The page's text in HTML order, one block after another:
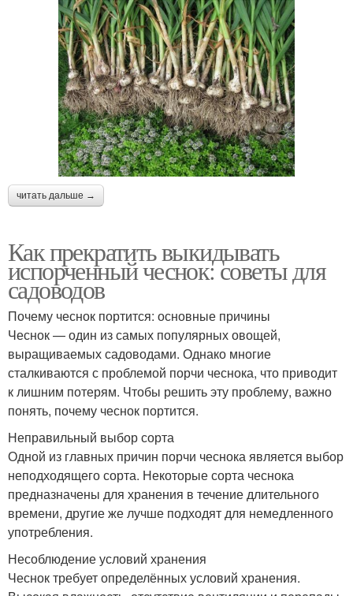
читать дальше →
Как прекратить выкидывать
испорченный чеснок: советы для
садоводов
Почему чеснок портится: основные причины
Чеснок — один из самых популярных овощей,
выращиваемых садоводами. Однако многие
сталкиваются с проблемой порчи чеснока, что приводит
к лишним потерям. Чтобы решить эту проблему, важно
понять, почему чеснок портится.
Неправильный выбор сорта
Одной из главных причин порчи чеснока является выбор
неподходящего сорта. Некоторые сорта чеснока
предназначены для хранения в течение длительного
времени, другие же лучше подходят для немедленного
употребления.
Несоблюдение условий хранения
Чеснок требует определённых условий хранения.